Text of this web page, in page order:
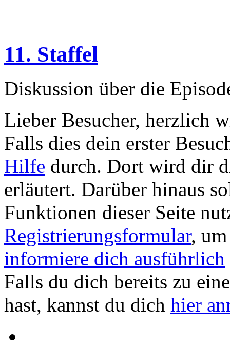
11. Staffel
Diskussion über die
Lieber Besucher, herzlich
Falls dies dein erster
Hilfe durch. Dort wird dir
erläutert. Darüber hinaus
Funktionen dieser Seite
Registrierungsformular,
informiere dich ausführlich
Falls du dich bereits zu
hast, kannst du dich hier